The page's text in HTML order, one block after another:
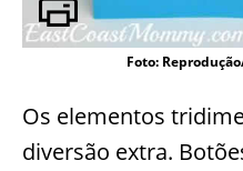
Foto:
Os elementos
diversão extra.